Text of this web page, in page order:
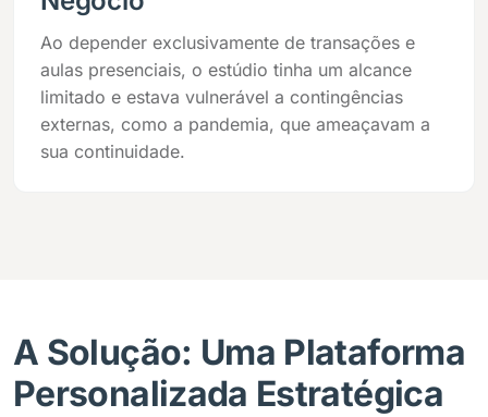
Ao depender exclusivamente de transações e
aulas presenciais, o estúdio tinha um alcance
limitado e estava vulnerável a contingências
externas, como a pandemia, que ameaçavam a
sua continuidade.
A Solução: Uma Plataforma
Personalizada Estratégica